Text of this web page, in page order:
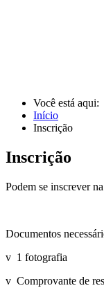
Você está aqui:
Início
Inscrição
Inscrição
Podem se inscrever
Documentos
v 1 fotografia
v Comprovante de